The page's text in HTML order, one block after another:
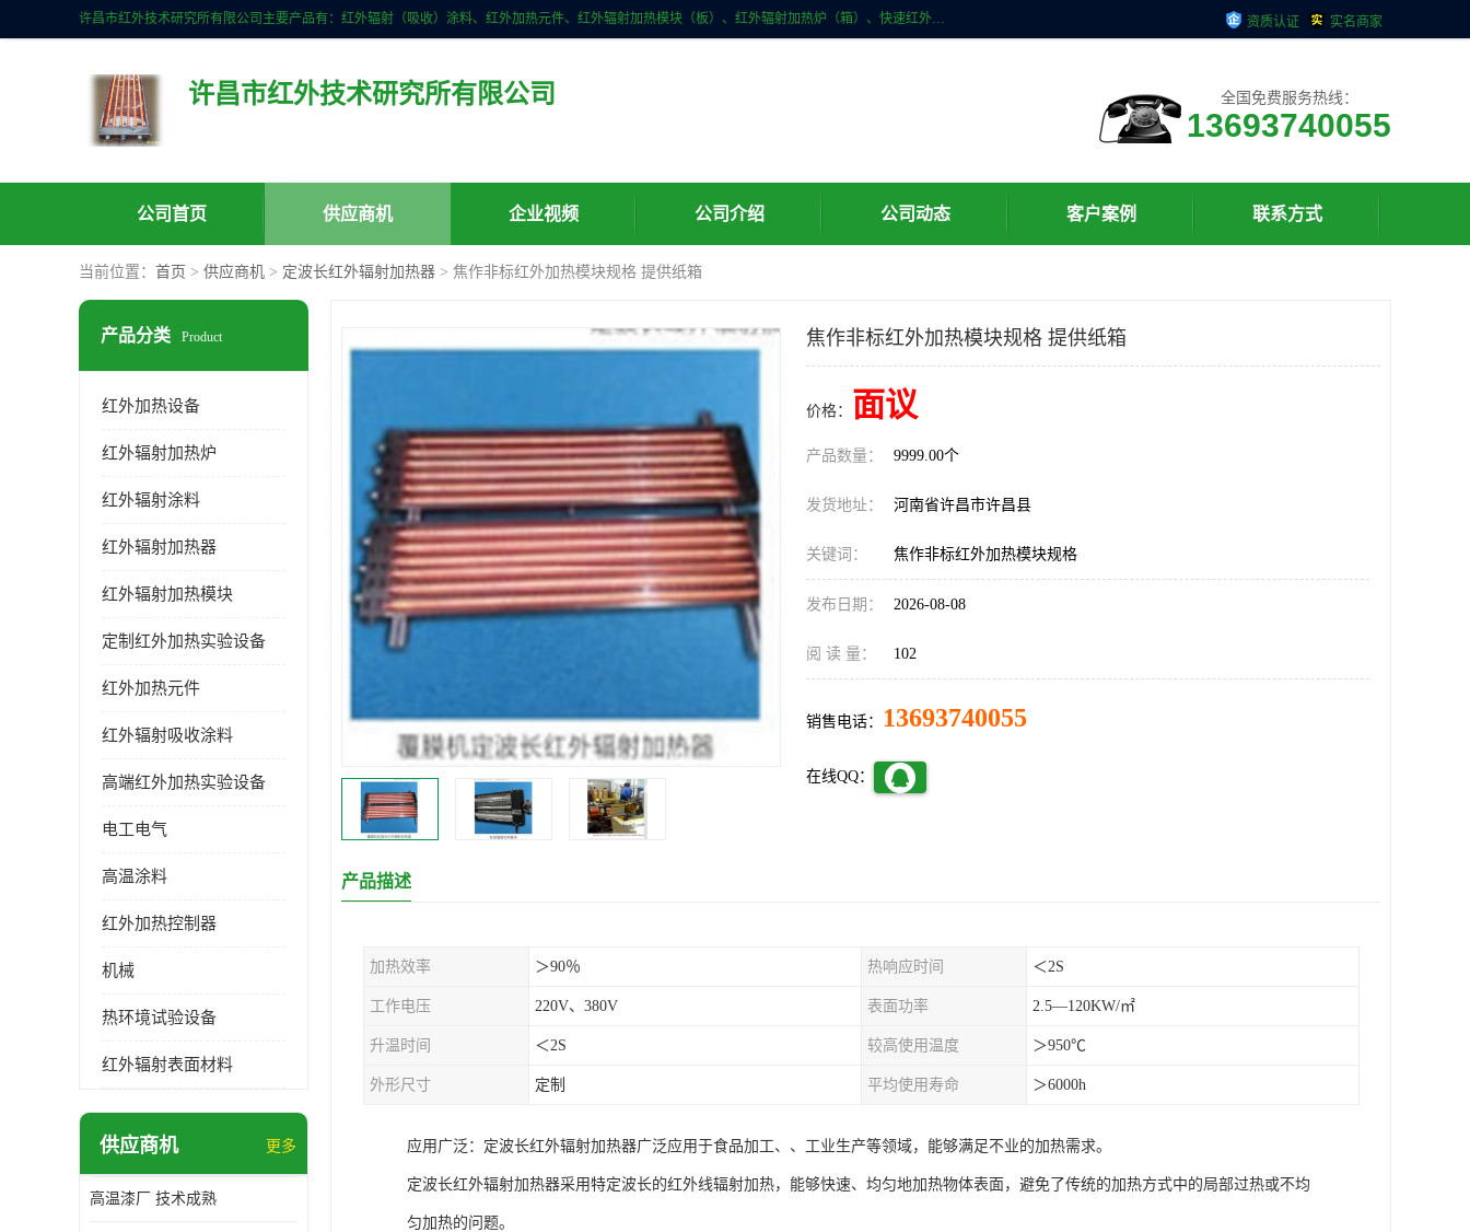
许昌市红外技术研究所有限公司主要产品有：红外辐射（吸收）涂料、红外加热元件、红外辐射加热模块（板）、红外辐射加热炉（箱）、快速红外辐射加热器、系列高端红外加热实验设备、系列红外加热控制器等。 资质认证 实名商家
许昌市红外技术研究所有限公司 全国免费服务热线：
13693740055
公司首页 供应商机 企业视频 公司介绍 公司动态 客户案例 联系方式
当前位置： 首页 > 供应商机 > 定波长红外辐射加热器 > 焦作非标红外加热模块规格 提供纸箱
产品分类 Product
红外加热设备
红外辐射加热炉
红外辐射涂料
红外辐射加热器
红外辐射加热模块
定制红外加热实验设备
红外加热元件
红外辐射吸收涂料
高端红外加热实验设备
电工电气
高温涂料
红外加热控制器
机械
热环境试验设备
红外辐射表面材料
供应商机 更多
高温漆厂 技术成熟
焦作非标红外加热模块规格 提供纸箱
价格： 面议
产品数量： 9999.00个
发货地址： 河南省许昌市许昌县
关键词： 焦作非标红外加热模块规格
发布日期： 2026-08-08
阅 读 量： 102
销售电话： 13693740055
在线QQ：
产品描述
加热效率 ＞90％ 热响应时间 ＜2S
工作电压 220V、380V 表面功率 2.5—120KW/㎡
升温时间 ＜2S 较高使用温度 ＞950℃
外形尺寸 定制 平均使用寿命 ＞6000h
应用广泛：定波长红外辐射加热器广泛应用于食品加工、、工业生产等领域，能够满足不业的加热需求。
定波长红外辐射加热器采用特定波长的红外线辐射加热，能够快速、均匀地加热物体表面，避免了传统的加热方式中的局部过热或不均
匀加热的问题。